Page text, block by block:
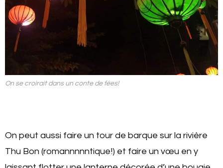
On se croirait dans un conte de fées!
On peut aussi faire un tour de barque sur la rivière
Thu Bon (romannnnntique!) et faire un vœu en y